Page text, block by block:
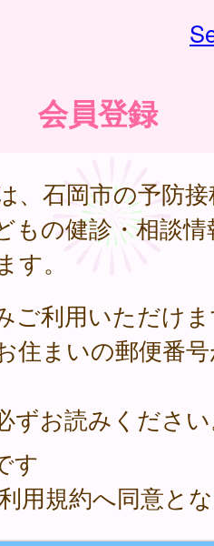
会員登録
、石岡市の予防
もの健診・相談
す。
ご利用いただけ
住まいの郵便番
ずお読みくださ
す
用規約へ同意と